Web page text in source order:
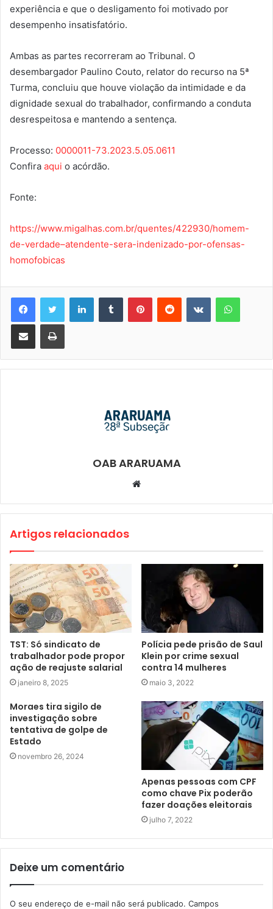
experiência e que o desligamento foi motivado por
desempenho insatisfatório.
Ambas as partes recorreram ao Tribunal. O
desembargador Paulino Couto, relator do recurso na 5ª
Turma, concluiu que houve violação da intimidade e da
dignidade sexual do trabalhador, confirmando a conduta
desrespeitosa e mantendo a sentença.
Processo: 0000011-73.2023.5.05.0611
Confira aqui o acórdão.
Fonte:
https://www.migalhas.com.br/quentes/422930/homem-
de-verdade–atendente-sera-indenizado-por-ofensas-
homofobicas
LinkedinTumblr PinterestReddit VK
Compartilhar via e-mail Imprimir
OAB ARARUAMA
Website
Artigos relacionados
TST: Só sindicato de
trabalhador pode propor
ação de reajuste salarial
janeiro 8, 2025
Polícia pede prisão de Saul
Klein por crime sexual
contra 14 mulheres
maio 3, 2022
Moraes tira sigilo de
investigação sobre
tentativa de golpe de
Estado
novembro 26, 2024
Apenas pessoas com CPF
como chave Pix poderão
fazer doações eleitorais
julho 7, 2022
Deixe um comentário
O seu endereço de e-mail não será publicado. Campos